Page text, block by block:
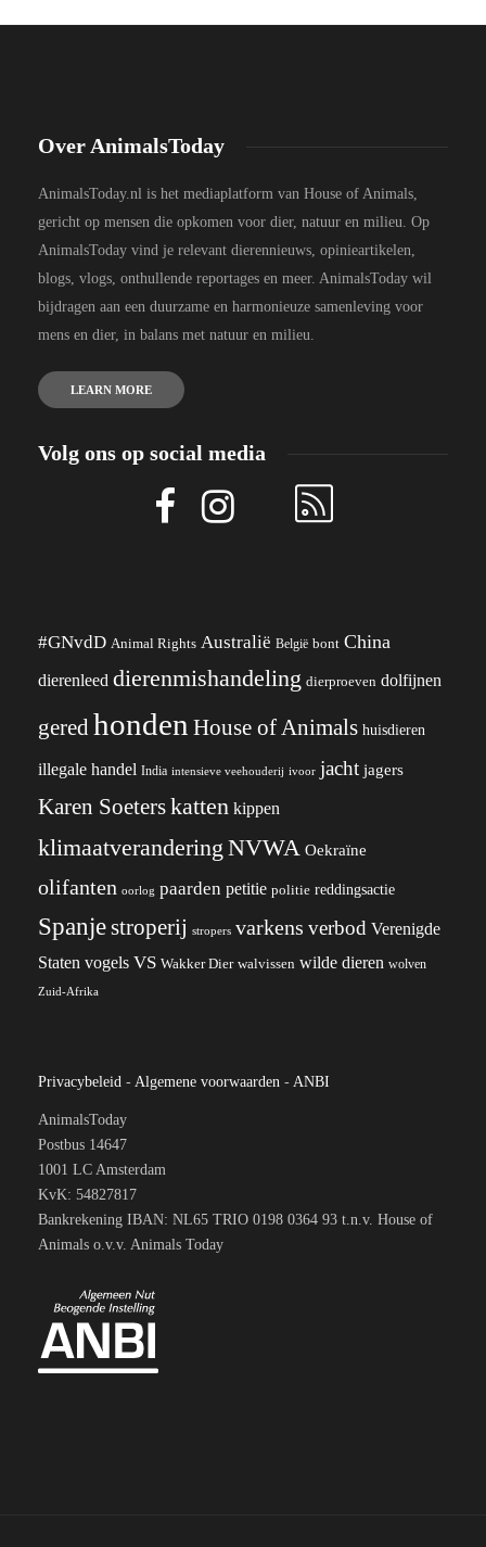
Over AnimalsToday
AnimalsToday.nl is het mediaplatform van House of Animals,
gericht op mensen die opkomen voor dier, natuur en milieu. Op
AnimalsToday vind je relevant dierennieuws, opinieartikelen,
blogs, vlogs, onthullende reportages en meer. AnimalsToday wil
bijdragen aan een duurzame en harmonieuze samenleving voor
mens en dier, in balans met natuur en milieu.
LEARN MORE
Volg ons op social media
#GNvdD Animal Rights Australië België bont China
dierenleed dierenmishandeling dierproeven dolfijnen
geredhonden House of Animals huisdieren
illegale handel India intensieve veehouderij ivoor jacht jagers
Karen Soeterskatten kippen
klimaatverandering NVWA Oekraïne
olifanten oorlog paarden petitie politie reddingsactie
Spanjestroperij stropers varkens verbod Verenigde
Staten vogels VS Wakker Dier walvissen wilde dieren wolven
Zuid-Afrika
Privacybeleid - Algemene voorwaarden - ANBI
AnimalsToday
Postbus 14647
1001 LC Amsterdam
KvK: 54827817
Bankrekening IBAN: NL65 TRIO 0198 0364 93 t.n.v. House of
Animals o.v.v. Animals Today